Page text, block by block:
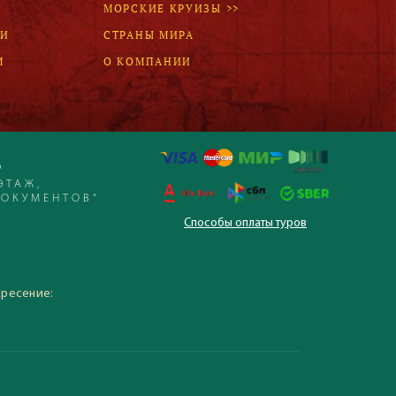
МОРСКИЕ КРУИЗЫ >>
СТРАНЫ МИРА
О КОМПАНИИ
Способы оплаты туров